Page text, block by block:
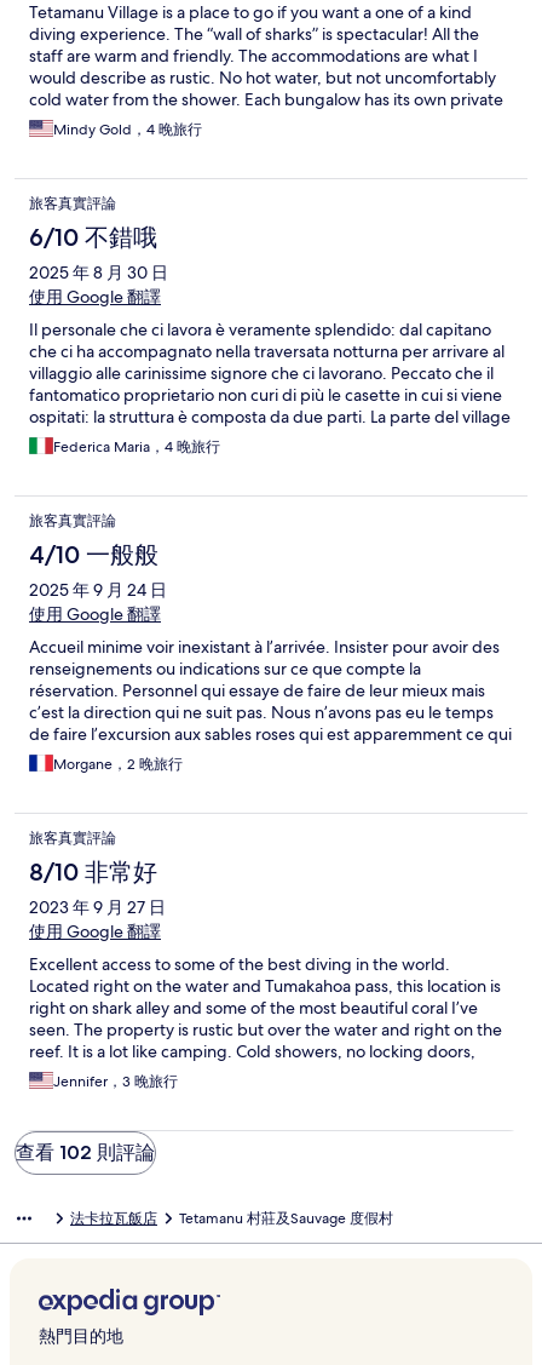
Tetamanu Village is a place to go if you want a one of a kind
diving experience. The “wall of sharks” is spectacular! All the
staff are warm and friendly. The accommodations are what I
would describe as rustic. No hot water, but not uncomfortably
cold water from the shower. Each bungalow has its own private
deck overlooking the very shallow ocean water, that you can
snorkel directly from. You won’t go hungry, the food is plentiful
bringing good silicone earplugs, the roosters make noise all
night long.
Mindy Gold，4 晚旅行
旅客真實評論
6/10 不錯哦
2025 年 8 月 30 日
使用 Google 翻譯
Il personale che ci lavora è veramente splendido: dal capitano
che ci ha accompagnato nella traversata notturna per arrivare al
villaggio alle carinissime signore che ci lavorano. Peccato che il
fantomatico proprietario non curi di più le casette in cui si viene
ospitati: la struttura è composta da due parti. La parte del village
quella piu storica vicino al ristorante ed al diving center che è
costituita credo da solo 6 piccoli bungalow sull’acqua e dalla
su un isolotto in mezzo ad una pass e come tale esposto molto di
più al vento. Noi eravamo nell’ultima casetta della sezione village
ed era comunque molto calmo anche quando accendevano il
generatore. La immersioni risultano comodissime: in 2 minuti di
barca si è sulla pass. La natura intorno è splendida: pesci
napoleone, aquile di mare, squali e mille pesci di barriera al
pontile e sotto l’uscio del bungalow. La vista dal bungalow nel
patio stupenda. Venendo alle cose negative: acqua solo fredda
nella doccia, insetti assortiti nel bungalow, zanzariera sul letto di
fatto inutile perché tutta rotta, biancheria da letto che ha visto
giorni migliori e tutto l’esiguo arredo molto molto vetusto.
Peccato perché situato in un paradiso. Cibo buono ai pasti
principali, colazione da migliorare.
Federica Maria，4 晚旅行
旅客真實評論
4/10 一般般
2025 年 9 月 24 日
使用 Google 翻譯
Accueil minime voir inexistant à l’arrivée. Insister pour avoir des
renseignements ou indications sur ce que compte la
réservation. Personnel qui essaye de faire de leur mieux mais
c’est la direction qui ne suit pas. Nous n’avons pas eu le temps
de faire l’excursion aux sables roses qui est apparemment ce qui
vaut le plus le coup mais pêche à la traîne attendue et réclamée
mais indisponible vu l’ignorance du personnel. Passons à
moustiquaire cassée et des draps d’une propreté discutable.
Salle de bain précaire sans douche mais tuyau d’eau présent
dont le débit est très léger. Vue sur le lagon appréciable,
heureusement qu’elle était là! Les repas sont très peu variés et
en quantité limitée. Bien se présenter à l’heure indiquée pour
les repas qui sont signalés au tintement d’une cloche sinon vous
présents dans la journée, prenez le premier car il n’y aura qu’un
seul retour en bateau dans la journée. Seul point positif : la
plongée. Environnement magnifique, plongée qualitative et
moniteurs très sympathiques et pédagogues même pour les
débutants. Si vous ne plongez pas, le snorkelling reste
intéressant mais ne suffit pas à tout rattraper. À conseiller
insatisfaisant. Merci aux autres voyageurs d’avoir été là pour
nous aider à trouver nos marques.
Morgane，2 晚旅行
旅客真實評論
8/10 非常好
2023 年 9 月 27 日
使用 Google 翻譯
Excellent access to some of the best diving in the world.
Located right on the water and Tumakahoa pass, this location is
right on shark alley and some of the most beautiful coral I’ve
seen. The property is rustic but over the water and right on the
reef. It is a lot like camping. Cold showers, no locking doors,
damp bedding when it rains and few amenities are all part of
the experience. The boat ride from Fakarava north is a little
Our flight was delayed so we had to stay in Fakarava north,
which was fully booked and ended up paying for tetamanu and
the pension on the north side. The staff is friendly but don’t go
paper and they couldn’t accomodate any dietary requests or
snacks when it wasn’t time for a scheduled meal. You eat what
all delicious though. The dive guides were very nice and
showed us some of the most incredible diving I have
experienced. For me it was a special experience, but not
Jennifer，3 晚旅行
查看 102 則評論
法卡拉瓦飯店 Tetamanu 村莊及Sauvage 度假村
熱門目的地